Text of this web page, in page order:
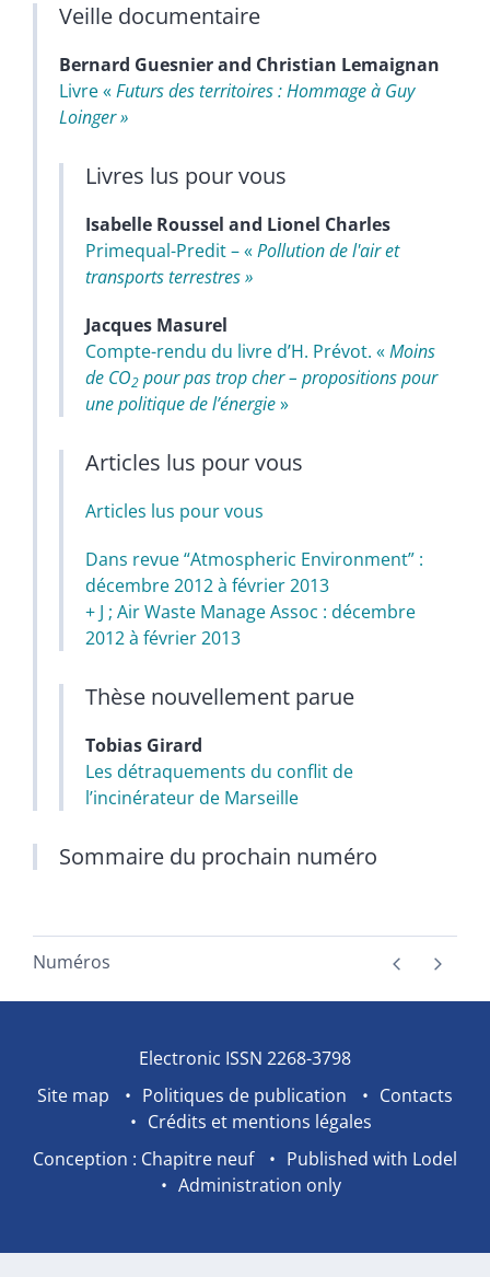
Veille documentaire
Bernard Guesnierand Christian Lemaignan
Livre «Futurs des territoires : Hommage à Guy
Loinger »
Livres lus pour vous
Isabelle Roussel and Lionel Charles
Primequal-Predit – «Pollution de l'air et
transports terrestres »
Jacques Masurel
Compte-rendu du livre d’H. Prévot. «Moins
de CO2 pour pas trop cher – propositions pour
une politique de l’énergie»
Articles lus pour vous
Articles lus pour vous
Dans revue “Atmospheric Environment” :
décembre 2012 à février 2013
+ J ; Air Waste Manage Assoc : décembre
2012 à février 2013
Thèse nouvellement parue
Tobias Girard
Les détraquements du conflit de
l’incinérateur de Marseille
Sommaire du prochain numéro
Numéros
Electronic ISSN 2268-3798
Site map
Politiques de publication
Contacts
Crédits et mentions légales
Conception : Chapitre neuf
Published with Lodel
Administration only